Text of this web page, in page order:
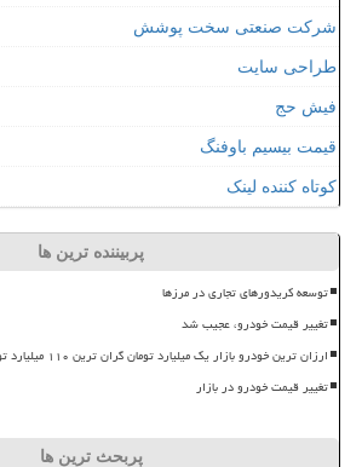
شرکت صنعتی سخت پوشش
طراحی سایت
فیش حج
قیمت بیسیم باوفنگ
کوتاه کننده لینک
پربیننده ترین ها
توسعه کریدورهای تجاری در مرزها
تغییر قیمت خودرو، عجیب شد
ارزان ترین خودرو بازار یک میلیارد تومان گران ترین ۱۱۰ میلیارد تومان
تغییر قیمت خودرو در بازار
پربحث ترین ها